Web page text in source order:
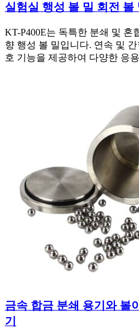
실험실 행성 볼 밀 회전 볼
KT-P400E는 독특한 분쇄 및 혼
향 행성 볼 밀입니다. 연속 및
호 기능을 제공하여 다양한 응
금속 합금 분쇄 용기와 볼
기